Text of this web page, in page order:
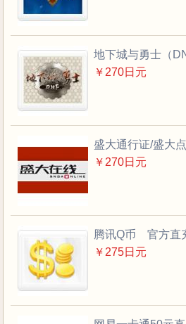
地下城与勇士（
￥270日元
盛大通行证/盛大
￥270日元
腾讯Q币 官方
￥275日元